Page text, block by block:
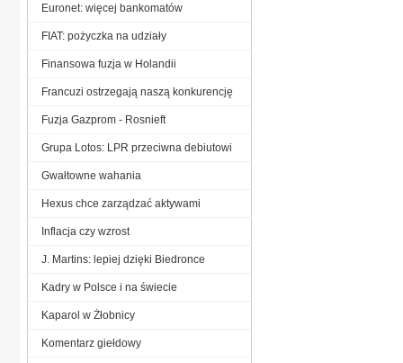
Euronet: więcej bankomatów
FIAT: pożyczka na udziały
Finansowa fuzja w Holandii
Francuzi ostrzegają naszą konkurencję
Fuzja Gazprom - Rosnieft
Grupa Lotos: LPR przeciwna debiutowi
Gwałtowne wahania
Hexus chce zarządzać aktywami
Inflacja czy wzrost
J. Martins: lepiej dzięki Biedronce
Kadry w Polsce i na świecie
Kaparol w Żłobnicy
Komentarz giełdowy